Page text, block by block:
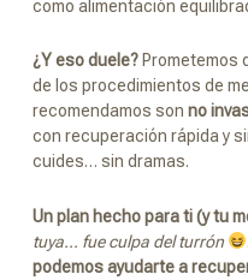
como alimentación
¿Y eso duele? Prometemos
de los procedimientos de
recomendamos son no
con recuperación rápida y
cuides… sin dramas.
Un plan hecho para ti (y tu
tuya… fue culpa del turrón
podemos ayudarte a